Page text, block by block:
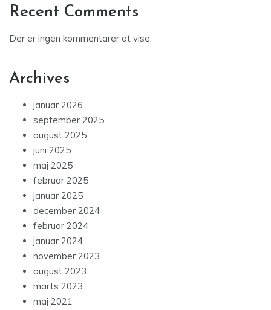
Recent Comments
Der er ingen kommentarer at vise.
Archives
januar 2026
september 2025
august 2025
juni 2025
maj 2025
februar 2025
januar 2025
december 2024
februar 2024
januar 2024
november 2023
august 2023
marts 2023
maj 2021